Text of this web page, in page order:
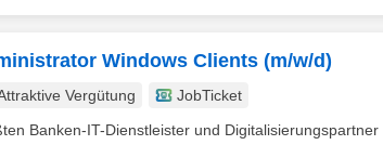
Windows Clients (m/w/d)
Vergütung
JobTicket
Banken-IT-Dienstleister und